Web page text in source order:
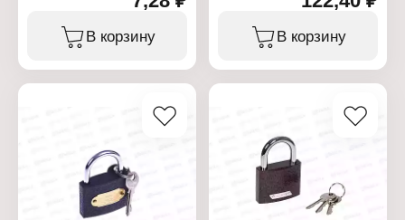
брелоках, его применяют
для крепления
только фантазией.
Характеристики:
Торговая марка: Аллюр
Артикул: 3103
В корзину
Материал: сталь
Размер: 50 мм
В корзину